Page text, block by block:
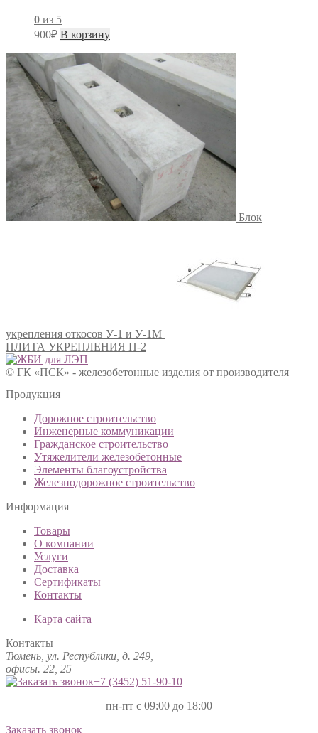
0 из 5
900₽ В корзину
Блок
укрепления откосов У-1 и У-1М
ПЛИТА УКРЕПЛЕНИЯ П-2
© ГК «ПСК» - железобетонные изделия от производителя
Продукция
Дорожное строительство
Инженерные коммуникации
Гражданское строительство
Утяжелители железобетонные
Элементы благоустройства
Железнодорожное строительство
Информация
Товары
О компании
Услуги
Доставка
Сертификаты
Контакты
Карта сайта
Контакты
Тюмень, ул. Республики, д. 249,
офисы. 22, 25
+7 (3452) 51-90-10
пн-пт с 09:00 до 18:00
Заказать звонок